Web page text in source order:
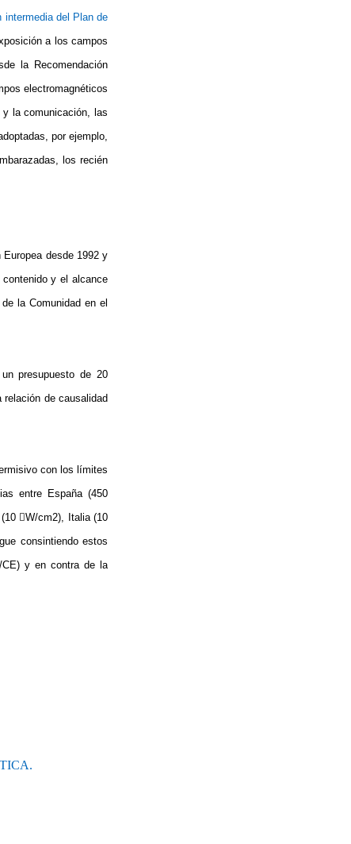
intermedia del Plan de
a los campos
la Recomendación
electromagnéticos
la comunicación, las
por ejemplo,
los recién
Europea desde 1992 y
y el alcance
la Comunidad en el
presupuesto de 20
de causalidad
con los límites
entre España (450
W/cm2), Italia (10
consintiendo estos
CE) y en contra de la